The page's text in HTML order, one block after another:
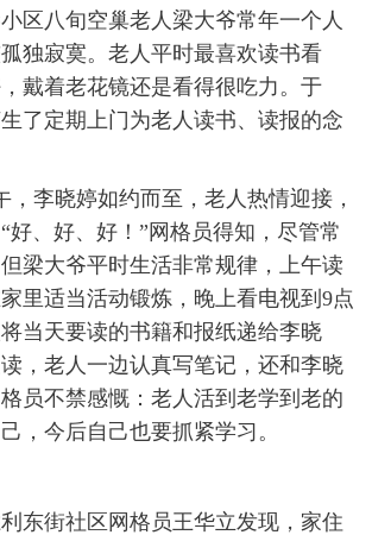
区八旬空巢老人梁大爷常年一个人
独寂寞。老人平时最喜欢读书看
戴着老花镜还是看得很吃力。于
了定期上门为老人读书、读报的念
李晓婷如约而至，老人热情迎接，
好、好、好！”网格员得知，尽管常
梁大爷平时生活非常规律，上午读
里适当活动锻炼，晚上看电视到9点
当天要读的书籍和报纸递给李晓
，老人一边认真写笔记，还和李晓
员不禁感慨：老人活到老学到老的
，今后自己也要抓紧学习。
街社区网格员王华立发现，家住